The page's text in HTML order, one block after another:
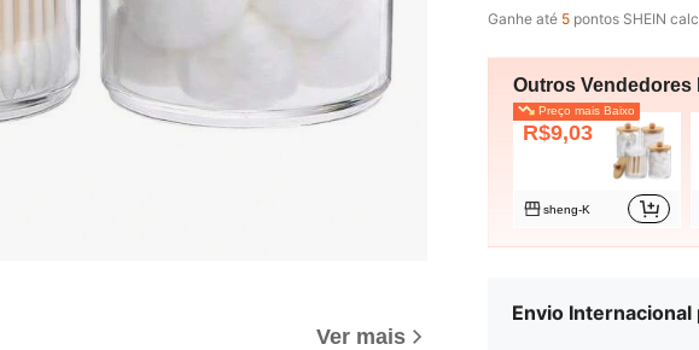
Ver mais
Ganhe até 5 pontos SHEIN
Outros Vendedores
Preço mais Baixo
R$9,03
sheng-K
Envio Internacional